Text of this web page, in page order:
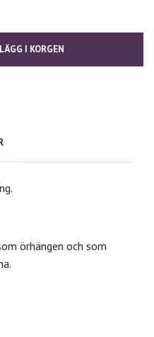
LÄGG I KORGEN
örhängen och som